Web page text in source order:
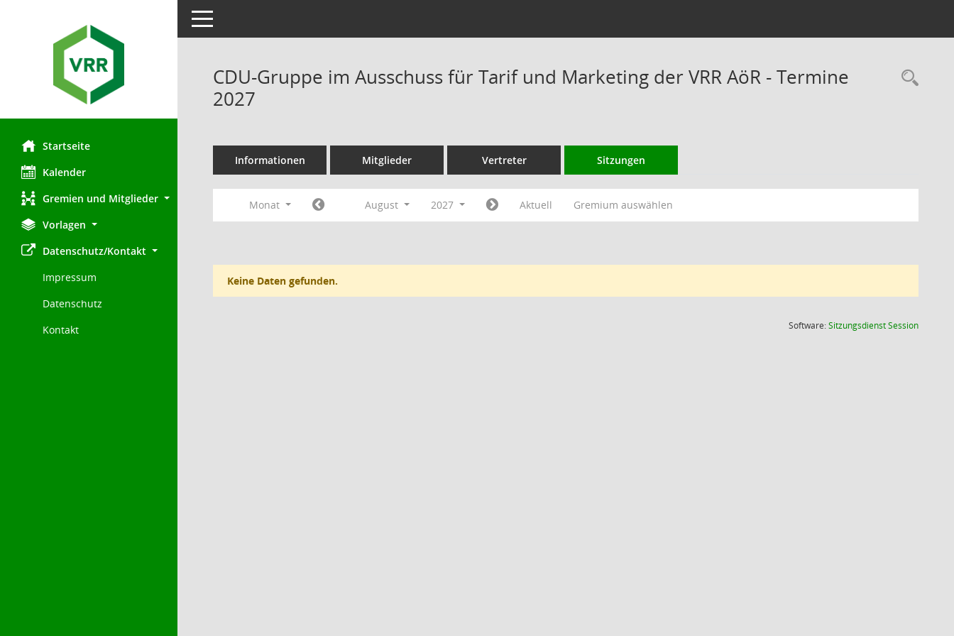
Startseite
Kalender
Gremien und Mitglieder
Vorlagen
Datenschutz/Kontakt
Impressum
Datenschutz
Kontakt
Toggle navigation
CDU-Gruppe im Ausschuss für Tarif und Marketing der VRR AöR - Termine
2027
Informationen Mitglieder Vertreter Sitzungen
Monat August 2027 Aktuell Gremium auswählen
Keine Daten gefunden.
Software:SitzungsdienstSession(Wird in